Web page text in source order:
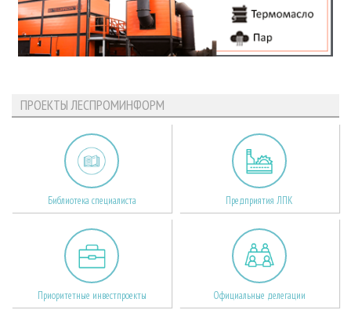
ПРОЕКТЫ ЛЕСПРОМИНФОРМ
Библиотека специалиста Предприятия ЛПК
Приоритетные инвестпроекты Официальные делегации